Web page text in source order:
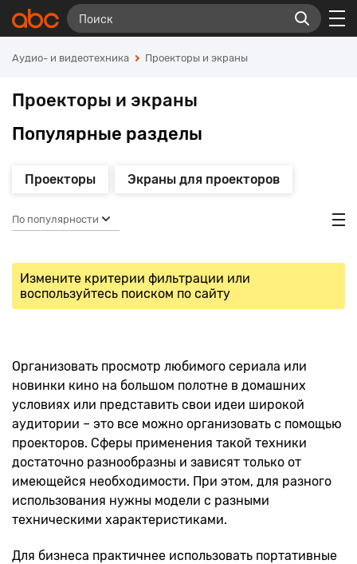
Аудио- и видеотехника Проекторы и экраны
Проекторы и экраны
Популярные разделы
Проекторы Экраны для проекторов
По популярности
Измените критерии фильтрации или
воспользуйтесь поиском по сайту
Организовать просмотр любимого сериала или
новинки кино на большом полотне в домашних
условиях или представить свои идеи широкой
аудитории – это все можно организовать с помощью
проекторов. Сферы применения такой техники
достаточно разнообразны и зависят только от
имеющейся необходимости. При этом, для разного
использования нужны модели с разными
техническими характеристиками.
Для бизнеса практичнее использовать портативные